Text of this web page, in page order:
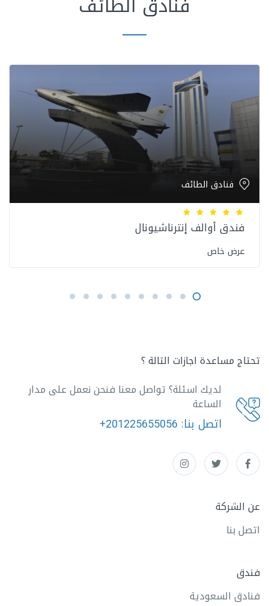
فنادق الطائف
فندق أوالف إنترناشيونال
عرض خاص
تحتاج مساعدة اجازات التالة ؟
لديك اسئلة؟ تواصل معنا فنحن نعمل على مدار
الساعة
اتصل بنا: +201225655056
عن الشركة
اتصل بنا
فندق
فنادق السعودية